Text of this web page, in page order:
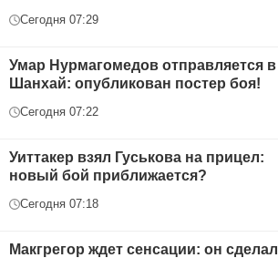
Сегодня 07:29
Умар Нурмагомедов отправляется в
Шанхай: опубликован постер боя!
Сегодня 07:22
Уиттакер взял Гуськова на прицел:
новый бой приближается?
Сегодня 07:18
Макгрегор ждет сенсации: он сделал